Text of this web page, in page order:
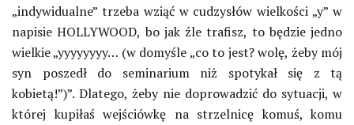
„indywidualne” trzeba wziąć w cudzysłów wielkości „y” w
napisie HOLLYWOOD, bo jak źle trafisz, to będzie jedno
wielkie „yyyyyyyy… (w domyśle „co to jest? wolę, żeby mój
syn poszedł do seminarium niż spotykał się z tą
kobietą!”)”. Dlatego, żeby nie doprowadzić do sytuacji, w
której kupiłaś wejściówkę na strzelnicę komuś, komu